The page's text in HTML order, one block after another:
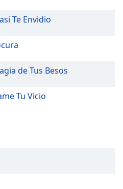
Te Envidio
de Tus Besos
Tu Vicio